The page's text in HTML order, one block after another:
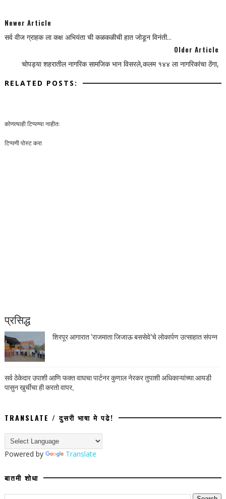
Newer Article
सर्व वीज ग्राहक ला कक्ष अभियंता ची कळकळीची हात जोडून विनंती...
Older Article
चोपड्या शहरातील नागरिक सामजिक भान विसरले,कलम १४४ ला नागरिकांचा ठेंगा,
RELATED POSTS:
कोणत्याही टिप्पण्‍या नाहीत:
टिप्पणी पोस्ट करा
प्रसिद्ध
शिरपूर आगारात ‘राजमाता जिजाऊ बससेवे’चे लोकार्पण उत्साहात संपन्न
सर्व ठेकेदार उपाशी आणि फक्त वाघचा पार्टनर कुणाल नेरकर तुपाशी अधिकाऱ्यांच्या आयडी
पासुन खुर्चीचा ही करतो वापर,
TRANSLATE / दुसरी भाषा मे पढे!
Powered by Translate
बातमी शोधा